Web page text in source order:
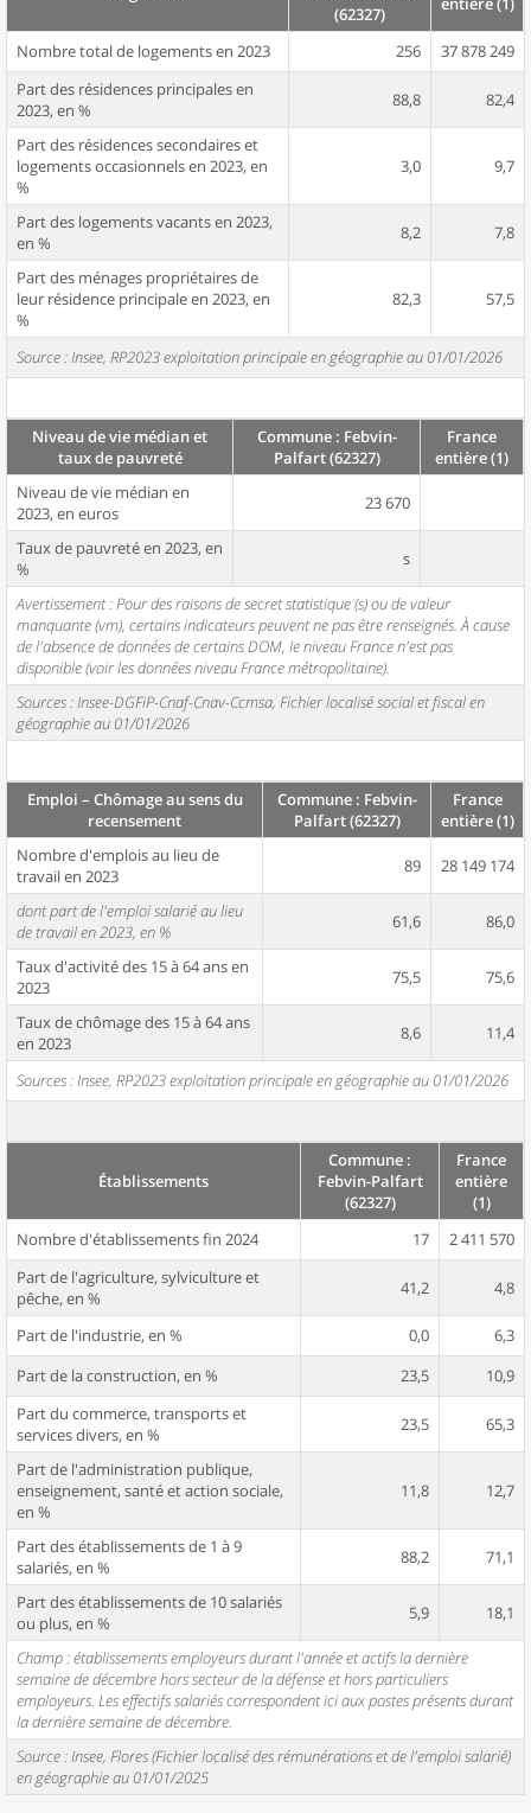
(62327)
Nombre total de logements en 2023 256
37 878 249
Part des résidences principales en
2023, en %
88,8 82,4
Part des résidences secondaires et
logements occasionnels en 2023, en
%
3,0 9,7
Part des logements vacants en 2023,
en %
8,2 7,8
Part des ménages propriétaires de
leur résidence principale en 2023, en
%
82,3 57,5
Source : Insee, RP2023 exploitation principale en géographie au 01/01/2026
Niveau de vie médian et
taux de pauvreté
Commune : Febvin-
Palfart (62327)
France
entière (1)
Niveau de vie médian en
2023, en euros
23 670
Taux de pauvreté en 2023, en
%
s
Avertissement : Pour des raisons de secret statistique (s) ou de valeur
manquante (vm), certains indicateurs peuvent ne pas être renseignés. À cause
de l'absence de données de certains DOM, le niveau France n'est pas
disponible (voir les données niveau France métropolitaine).
Sources : Insee-DGFiP-Cnaf-Cnav-Ccmsa, Fichier localisé social et fiscal en
géographie au 01/01/2026
Emploi – Chômage au sens du
recensement
Commune : Febvin-
Palfart (62327)
France
entière (1)
Nombre d'emplois au lieu de
travail en 2023
89 28 149 174
dont part de l'emploi salarié au lieu
de travail en 2023, en %
61,6 86,0
Taux d'activité des 15 à 64 ans en
2023
75,5 75,6
Taux de chômage des 15 à 64 ans
en 2023
8,6 11,4
Sources : Insee, RP2023 exploitation principale en géographie au 01/01/2026
Établissements
Commune :
Febvin-Palfart
(62327)
France
entière
(1)
Nombre d'établissements fin 2024
17
2 411 570
Part de l'agriculture, sylviculture et
pêche, en %
41,2 4,8
Part de l'industrie, en % 0,0
6,3
Part de la construction, en %
23,5
10,9
Part du commerce, transports et
services divers, en %
23,5 65,3
Part de l'administration publique,
enseignement, santé et action sociale,
en %
11,8 12,7
Part des établissements de 1 à 9
salariés, en %
88,2 71,1
Part des établissements de 10 salariés
ou plus, en %
5,9 18,1
Champ : établissements employeurs durant l'année et actifs la dernière
semaine de décembre hors secteur de la défense et hors particuliers
employeurs. Les effectifs salariés correspondent ici aux postes présents durant
la dernière semaine de décembre.
Source : Insee, Flores (Fichier localisé des rémunérations et de l'emploi salarié)
en géographie au 01/01/2025